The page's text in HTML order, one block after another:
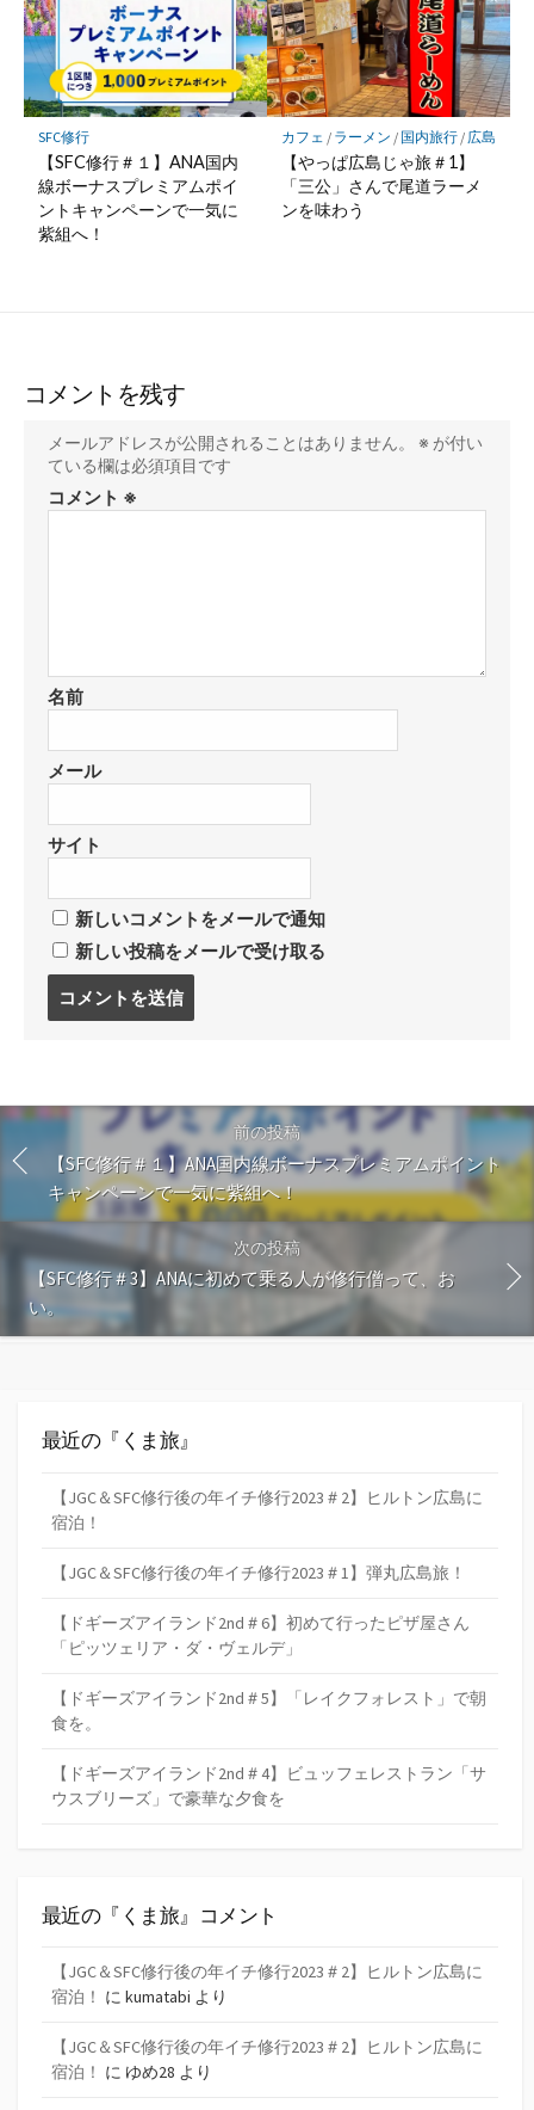
SFC修行
【SFC修行＃１】ANA国内
線ボーナスプレミアムポイ
ントキャンペーンで一気に
紫組へ！
カフェ / ラーメン / 国内旅行/ 広島
【やっぱ広島じゃ旅＃1】
「三公」さんで尾道ラーメ
ンを味わう
コメントを残す
メールアドレスが公開されることはありません。 ※ が付い
ている欄は必須項目です
コメント ※
名前
メール
サイト
新しいコメントをメールで通知
新しい投稿をメールで受け取る
る
前の投稿
【SFC修行＃１】ANA国内線ボーナスプレミアムポイント
キャンペーンで一気に紫組へ！
次の投稿
【SFC修行＃3】ANAに初めて乗る人が修行僧って、お
い。
最近の『くま旅』
【JGC＆SFC修行後の年イチ修行2023＃2】ヒルトン広島に
宿泊！
【JGC＆SFC修行後の年イチ修行2023＃1】弾丸広島旅！
【ドギーズアイランド2nd＃6】初めて行ったピザ屋さん
「ピッツェリア・ダ・ヴェルデ」
【ドギーズアイランド2nd＃5】「レイクフォレスト」で朝
食を。
【ドギーズアイランド2nd＃4】ビュッフェレストラン「サ
ウスブリーズ」で豪華な夕食を
最近の『くま旅』コメント
【JGC＆SFC修行後の年イチ修行2023＃2】ヒルトン広島に
宿泊！ に kumatabi より
【JGC＆SFC修行後の年イチ修行2023＃2】ヒルトン広島に
宿泊！ に ゆめ28 より